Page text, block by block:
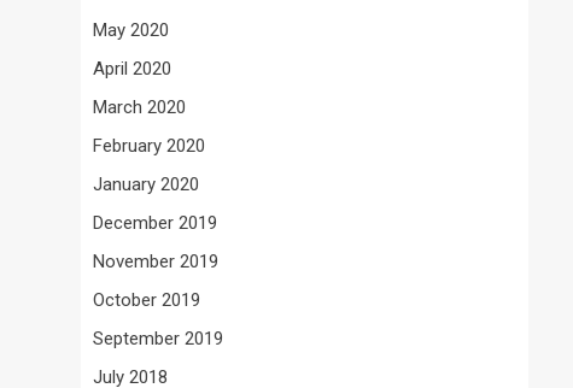
May 2020
April 2020
March 2020
February 2020
January 2020
December 2019
November 2019
October 2019
September 2019
July 2018